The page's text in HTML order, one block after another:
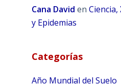
Cana David en Ciencia,
y Epidemias
Categorías
Año Mundial del Suelo